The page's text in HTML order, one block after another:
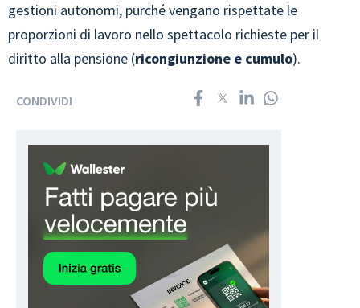
gestioni autonomi, purché vengano rispettate le
proporzioni di lavoro nello spettacolo richieste per il
diritto alla pensione (ricongiunzione e cumulo).
CONDIVIDI